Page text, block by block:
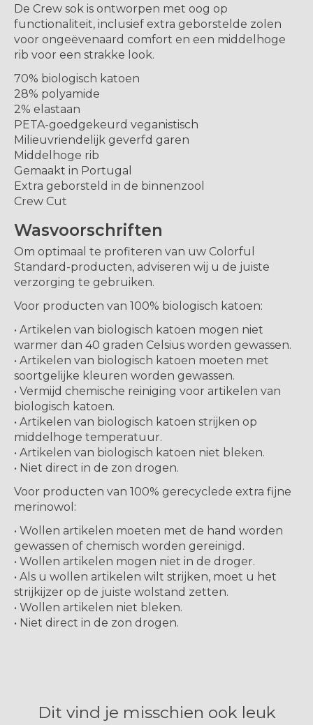
De Crew sok is ontworpen met oog op
functionaliteit, inclusief extra geborstelde zolen
voor ongeëvenaard comfort en een middelhoge
rib voor een strakke look.
70% biologisch katoen
28% polyamide
2% elastaan
PETA-goedgekeurd veganistisch
Milieuvriendelijk geverfd garen
Middelhoge rib
Gemaakt in Portugal
Extra geborsteld in de binnenzool
Crew Cut
Wasvoorschriften
Om optimaal te profiteren van uw Colorful
Standard-producten, adviseren wij u de juiste
verzorging te gebruiken.
Voor producten van 100% biologisch katoen:
• Artikelen van biologisch katoen mogen niet
warmer dan 40 graden Celsius worden gewassen.
• Artikelen van biologisch katoen moeten met
soortgelijke kleuren worden gewassen.
• Vermijd chemische reiniging voor artikelen van
biologisch katoen.
• Artikelen van biologisch katoen strijken op
middelhoge temperatuur.
• Artikelen van biologisch katoen niet bleken.
• Niet direct in de zon drogen.
Voor producten van 100% gerecyclede extra fijne
merinowol:
• Wollen artikelen moeten met de hand worden
gewassen of chemisch worden gereinigd.
• Wollen artikelen mogen niet in de droger.
• Als u wollen artikelen wilt strijken, moet u het
strijkijzer op de juiste wolstand zetten.
• Wollen artikelen niet bleken.
• Niet direct in de zon drogen.
Dit vind je misschien ook leuk